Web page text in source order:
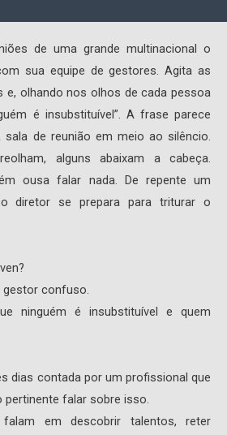
de uma grande multinacional o
sua equipe de gestores. Agita as
e, olhando nos olhos de cada pessoa
é insubstituível”. A frase parece
sala de reunião em meio ao silêncio.
alguns abaixam a cabeça.
ousa falar nada. De repente um
diretor se prepara para triturar o
gestor confuso.
ninguém é insubstituível e quem
dias contada por um profissional que
falar sobre isso.
em descobrir talentos, reter